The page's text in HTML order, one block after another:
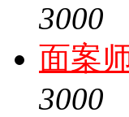
3000
面案
3000